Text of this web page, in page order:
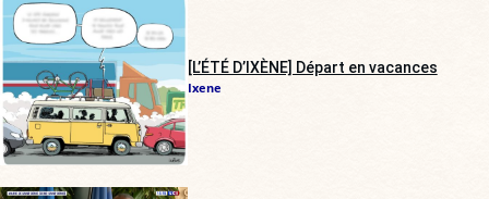
[L’ÉTÉ D’IXÈNE] Départ en vacances
Ixene